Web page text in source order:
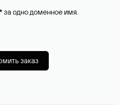
за одно доменное имя.
заказ